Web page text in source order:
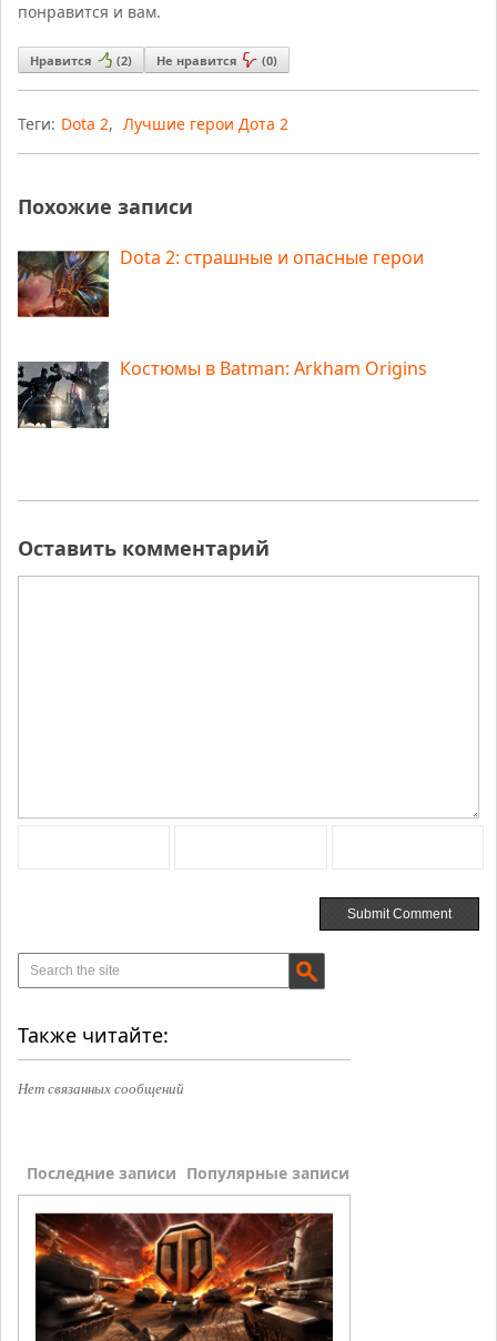
понравится и вам.
Нравится (2) Не нравится (0)
Теги: Dota 2, Лучшие герои Дота 2
Похожие записи
Dota 2: страшные и опасные герои
Костюмы в Batman: Arkham Origins
Оставить комментарий
Также читайте:
Нет связанных сообщений
Последние записи Популярные записи